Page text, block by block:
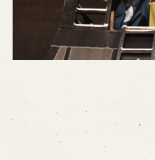
ご利用案内
営業日時・料金 ア
お問い合わせ